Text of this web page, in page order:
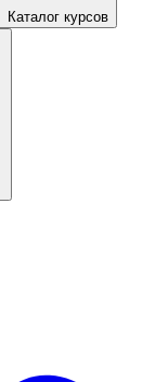
Каталог курсов